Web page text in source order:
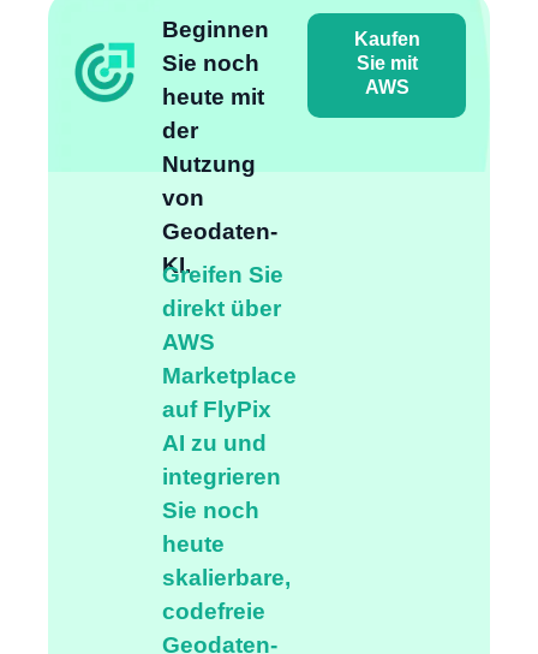
Beginnen
Sie noch
heute mit
der
Nutzung
von
Geodaten-
KI.
Greifen Sie
direkt über
AWS
Marketplace
auf FlyPix
AI zu und
integrieren
Sie noch
heute
skalierbare,
codefreie
Geodaten-
Kaufen
Sie mit
AWS